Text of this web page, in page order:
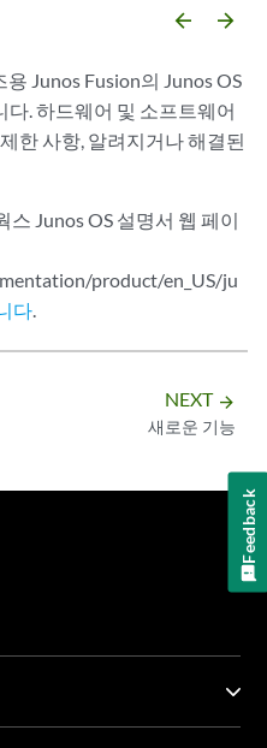
arrow_backward arrow_forward
Junos Fusion의 Junos OS
다. 하드웨어 및 소프트웨어
한 사항, 알려지거나 해결된
Junos OS 설명서 웹 페이
product/en_US/ju
다.
NEXT arrow_forward
새로운 기능
Feedback